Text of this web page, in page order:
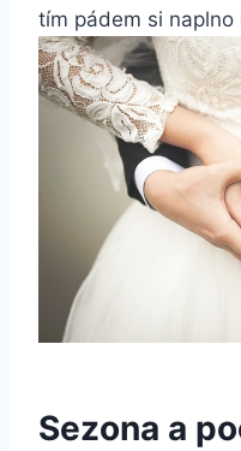
tím pádem si
Sezona a